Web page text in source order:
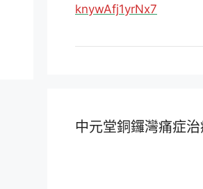
knywAfj1yrNx7
中元堂銅鑼灣痛症